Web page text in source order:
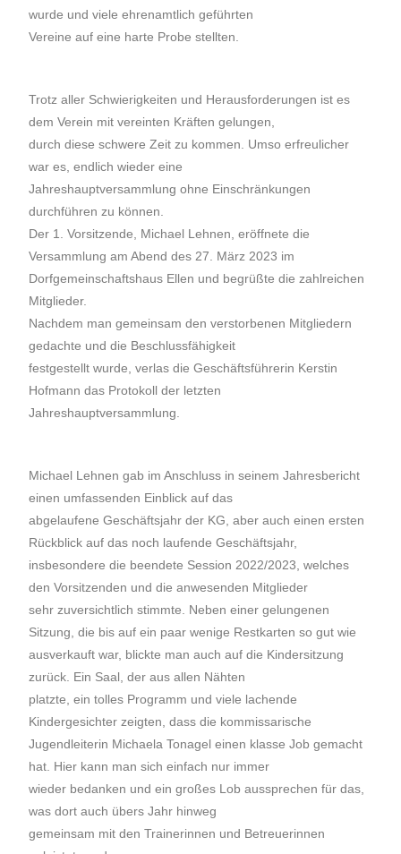
wurde und viele ehrenamtlich geführten
Vereine auf eine harte Probe stellten.
Trotz aller Schwierigkeiten und Herausforderungen ist es
dem Verein mit vereinten Kräften gelungen,
durch diese schwere Zeit zu kommen. Umso erfreulicher
war es, endlich wieder eine
Jahreshauptversammlung ohne Einschränkungen
durchführen zu können.
Der 1. Vorsitzende, Michael Lehnen, eröffnete die
Versammlung am Abend des 27. März 2023 im
Dorfgemeinschaftshaus Ellen und begrüßte die zahlreichen
Mitglieder.
Nachdem man gemeinsam den verstorbenen Mitgliedern
gedachte und die Beschlussfähigkeit
festgestellt wurde, verlas die Geschäftsführerin Kerstin
Hofmann das Protokoll der letzten
Jahreshauptversammlung.
Michael Lehnen gab im Anschluss in seinem Jahresbericht
einen umfassenden Einblick auf das
abgelaufene Geschäftsjahr der KG, aber auch einen ersten
Rückblick auf das noch laufende Geschäftsjahr,
insbesondere die beendete Session 2022/2023, welches
den Vorsitzenden und die anwesenden Mitglieder
sehr zuversichtlich stimmte. Neben einer gelungenen
Sitzung, die bis auf ein paar wenige Restkarten so gut wie
ausverkauft war, blickte man auch auf die Kindersitzung
zurück. Ein Saal, der aus allen Nähten
platzte, ein tolles Programm und viele lachende
Kindergesichter zeigten, dass die kommissarische
Jugendleiterin Michaela Tonagel einen klasse Job gemacht
hat. Hier kann man sich einfach nur immer
wieder bedanken und ein großes Lob aussprechen für das,
was dort auch übers Jahr hinweg
gemeinsam mit den Trainerinnen und Betreuerinnen